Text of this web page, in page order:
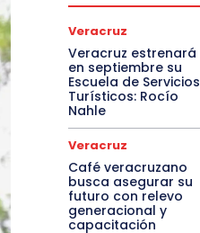
Veracruz
Veracruz estrenará
en septiembre su
Escuela de Servicios
Turísticos: Rocío
Nahle
Veracruz
Café veracruzano
busca asegurar su
futuro con relevo
generacional y
capacitación